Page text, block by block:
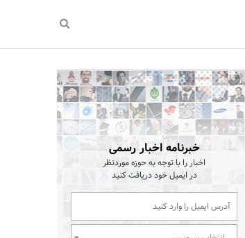
خبرنامه اخبار رسمی
اخبار را با توجه به حوزه موردنظر
در ایمیل خود دریافت کنید